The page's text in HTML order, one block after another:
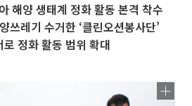
해양 생태계 정화 활동 본격 착수
쓰레기 수거한 ‘클린오션봉사단’
로 정화 활동 범위 확대